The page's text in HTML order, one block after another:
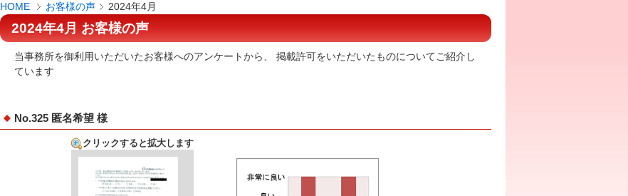
HOME お客様の声 2024年4月
2024年4月 お客様の声
当事務所を御利用いただいたお客様へのアンケートから、 掲載許可をいただいたものについてご紹介し
ています
No.325 匿名希望 様
クリックすると拡大します